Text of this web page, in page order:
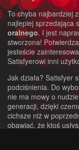
To chyba najbardziej
najlepiej sprzedająca
oralnego. I jest
stworzona!
jesteście
Satisfyerowi inni
Jak działa? Satisfyer
podciśnienia. Do
nie ma mowy o
generacji, dzięki
cichsze niż w
obawiać, że ktoś
jest delikatna i
zostanie docenione